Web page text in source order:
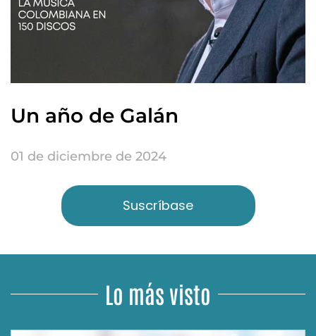
Un año de Galán
01 de diciembre de 2024
Suscríbase
Lo más visto